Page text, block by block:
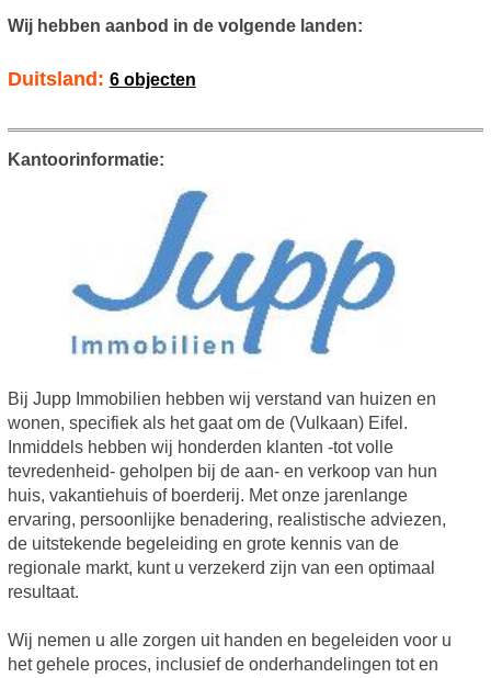
Wij hebben aanbod in de volgende landen:
Duitsland: 6 objecten
Kantoorinformatie:
Bij Jupp Immobilien hebben wij verstand van huizen en
wonen, specifiek als het gaat om de (Vulkaan) Eifel.
Inmiddels hebben wij honderden klanten -tot volle
tevredenheid- geholpen bij de aan- en verkoop van hun
huis, vakantiehuis of boerderij. Met onze jarenlange
ervaring, persoonlijke benadering, realistische adviezen,
de uitstekende begeleiding en grote kennis van de
regionale markt, kunt u verzekerd zijn van een optimaal
resultaat.
Wij nemen u alle zorgen uit handen en begeleiden voor u
het gehele proces, inclusief de onderhandelingen tot en